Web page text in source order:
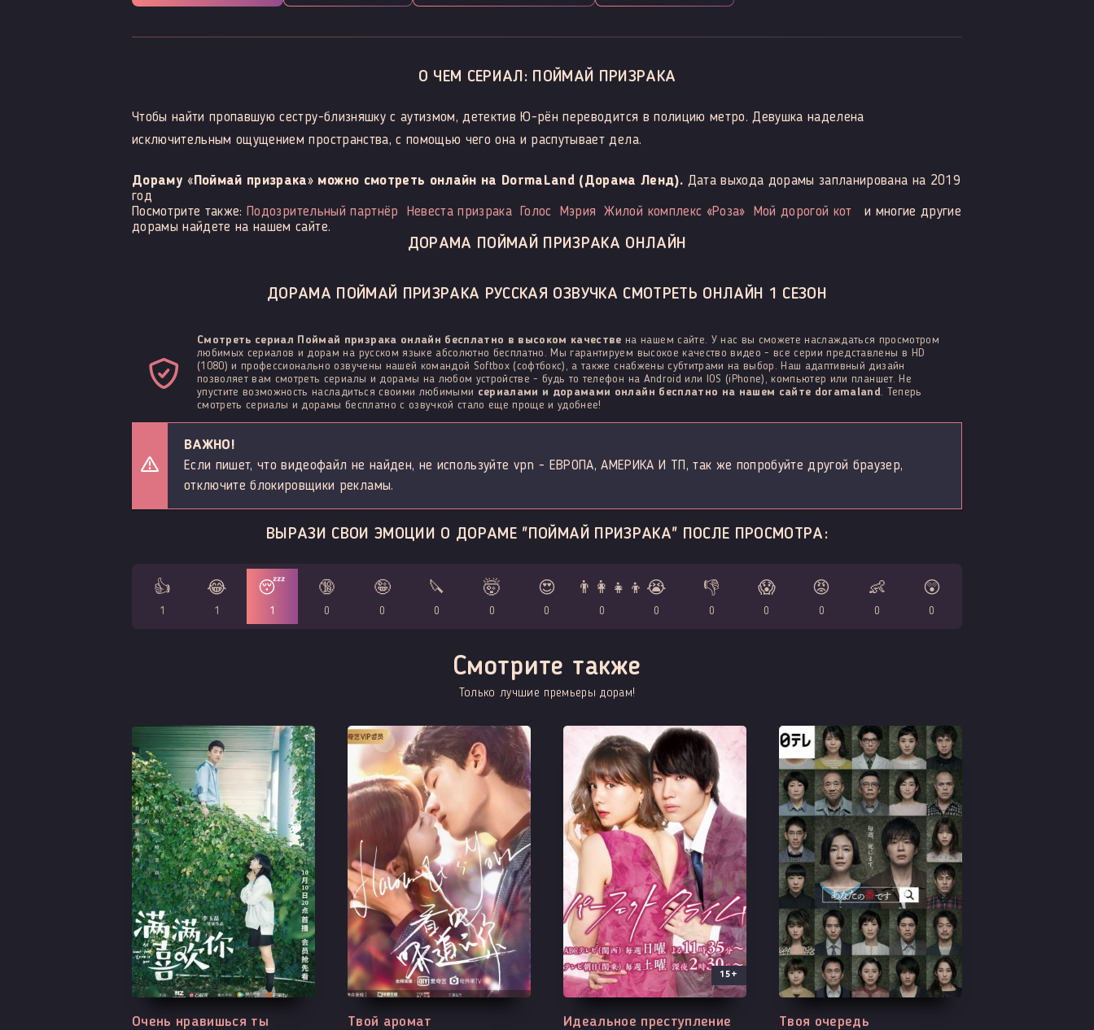
О ЧЕМ СЕРИАЛ: ПОЙМАЙ ПРИЗРАКА
Чтобы найти пропавшую сестру-близняшку с аутизмом, детектив Ю-рён переводится в полицию метро. Девушка наделена
исключительным ощущением пространства, с помощью чего она и распутывает дела.
Дораму «Поймай призрака» можно смотреть онлайн на DormaLand (Дорама Ленд). Дата выхода дорамы запланирована на 2019
год
Посмотрите также: Подозрительный партнёр Невеста призрака Голос Мэрия Жилой комплекс «Роза» Мой дорогой кот
и многие другие
дорамы найдете на нашем сайте.
ДОРАМА ПОЙМАЙ ПРИЗРАКА ОНЛАЙН
ДОРАМА ПОЙМАЙ ПРИЗРАКА РУССКАЯ ОЗВУЧКА СМОТРЕТЬ ОНЛАЙН 1 СЕЗОН
Смотреть сериал Поймай призрака онлайн бесплатно в высоком качестве на нашем сайте. У нас вы сможете наслаждаться просмотром
любимых сериалов и дорам на русском языке абсолютно бесплатно. Мы гарантируем высокое качество видео - все серии представлены в HD
(1080) и профессионально озвучены нашей командой Softbox (софтбокс), а также снабжены субтитрами на выбор. Наш адаптивный дизайн
позволяет вам смотреть сериалы и дорамы на любом устройстве - будь то телефон на Android или IOS (iPhone), компьютер или планшет. Не
упустите возможность насладиться своими любимыми сериалами и дорамами онлайн бесплатно на нашем сайте doramaland. Теперь
смотреть сериалы и дорамы бесплатно с озвучкой стало еще проще и удобнее!
ВАЖНО!
Если пишет, что видеофайл не найден, не используйте vpn - ЕВРОПА, АМЕРИКА И ТП, так же попробуйте другой браузер,
отключите блокировщики рекламы.
ВЫРАЗИ СВОИ ЭМОЦИИ О ДОРАМЕ "ПОЙМАЙ ПРИЗРАКА" ПОСЛЕ ПРОСМОТРА:
👍
1
😂
1
😴
1
🔞
0
🤪
0
🔪
0
🤯
0
😍
0
👨‍👩‍👧‍👦
0
😭
0
👎
0
😱
0
😡
0
👶
0
😲
0
Смотрите также
Только лучшие премьеры дорам!
Выходит - 26 Серия
Очень нравишься ты
Все серии
Твой аромат
Все серии
15+
Идеальное преступление
Все серии
Твоя очередь